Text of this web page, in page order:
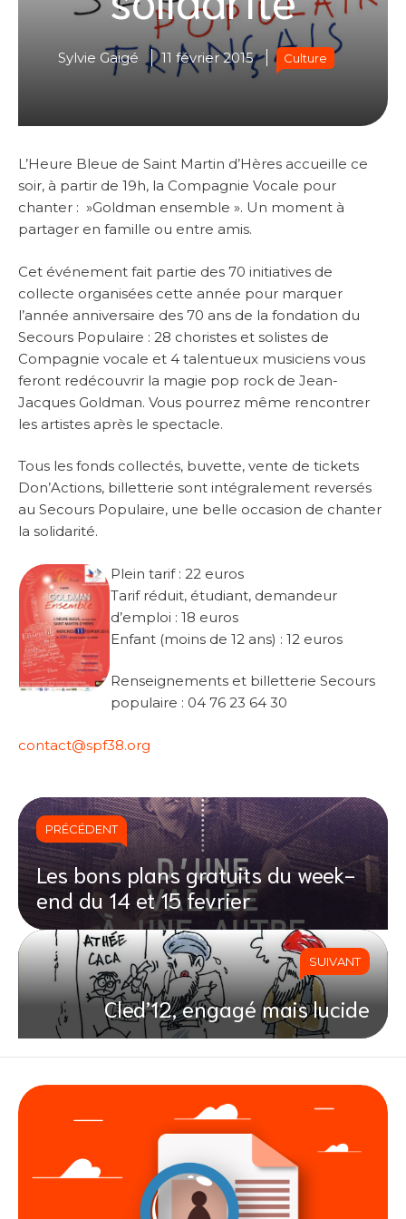
Sylvie Gaigé 11 février 2015 Culture
L’Heure Bleue de Saint Martin d’Hères accueille ce
soir, à partir de 19h, la Compagnie Vocale pour
chanter : »Goldman ensemble ». Un moment à
partager en famille ou entre amis.
Cet événement fait partie des 70 initiatives de
collecte organisées cette année pour marquer
l’année anniversaire des 70 ans de la fondation du
Secours Populaire : 28 choristes et solistes de
Compagnie vocale et 4 talentueux musiciens vous
feront redécouvrir la magie pop rock de Jean-
Jacques Goldman. Vous pourrez même rencontrer
les artistes après le spectacle.
Tous les fonds collectés, buvette, vente de tickets
Don’Actions, billetterie sont intégralement reversés
au Secours Populaire, une belle occasion de chanter
la solidarité.
Plein tarif : 22 euros
Tarif réduit, étudiant, demandeur
d’emploi : 18 euros
Enfant (moins de 12 ans) : 12 euros
Renseignements et billetterie Secours
populaire : 04 76 23 64 30
contact@spf38.org
PRÉCÉDENT
Les bons plans gratuits du week-
end du 14 et 15 fevrier
SUIVANT
Cled’12, engagé mais lucide